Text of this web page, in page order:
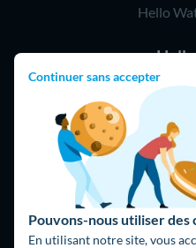
Continuer sans accepter
Pouvons-nous utiliser des
En utilisant notre site, vous
Hello
Rejoindre notre
09 75 18